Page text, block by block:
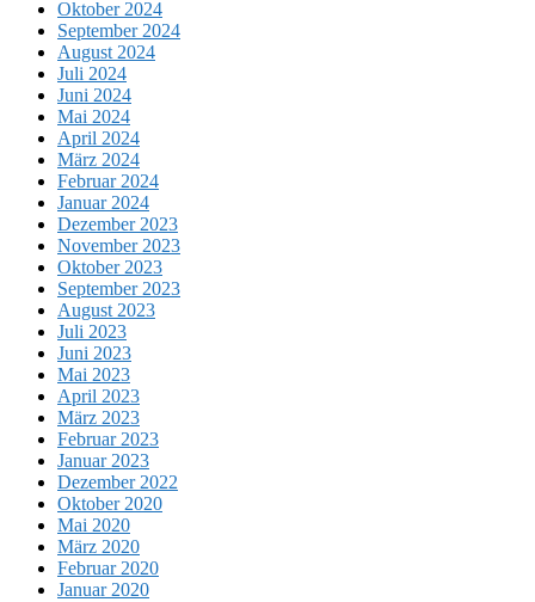
Oktober 2024
September 2024
August 2024
Juli 2024
Juni 2024
Mai 2024
April 2024
März 2024
Februar 2024
Januar 2024
Dezember 2023
November 2023
Oktober 2023
September 2023
August 2023
Juli 2023
Juni 2023
Mai 2023
April 2023
März 2023
Februar 2023
Januar 2023
Dezember 2022
Oktober 2020
Mai 2020
März 2020
Februar 2020
Januar 2020